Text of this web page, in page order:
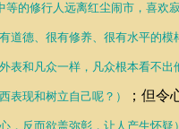
等的修行人远离红尘闹市，喜欢
道德、很有修养、很有水平的模
表和凡众一样，凡众根本看不出
表现和树立自己呢？） ；但令
，反而欲盖弥彰，让人产生怀疑）